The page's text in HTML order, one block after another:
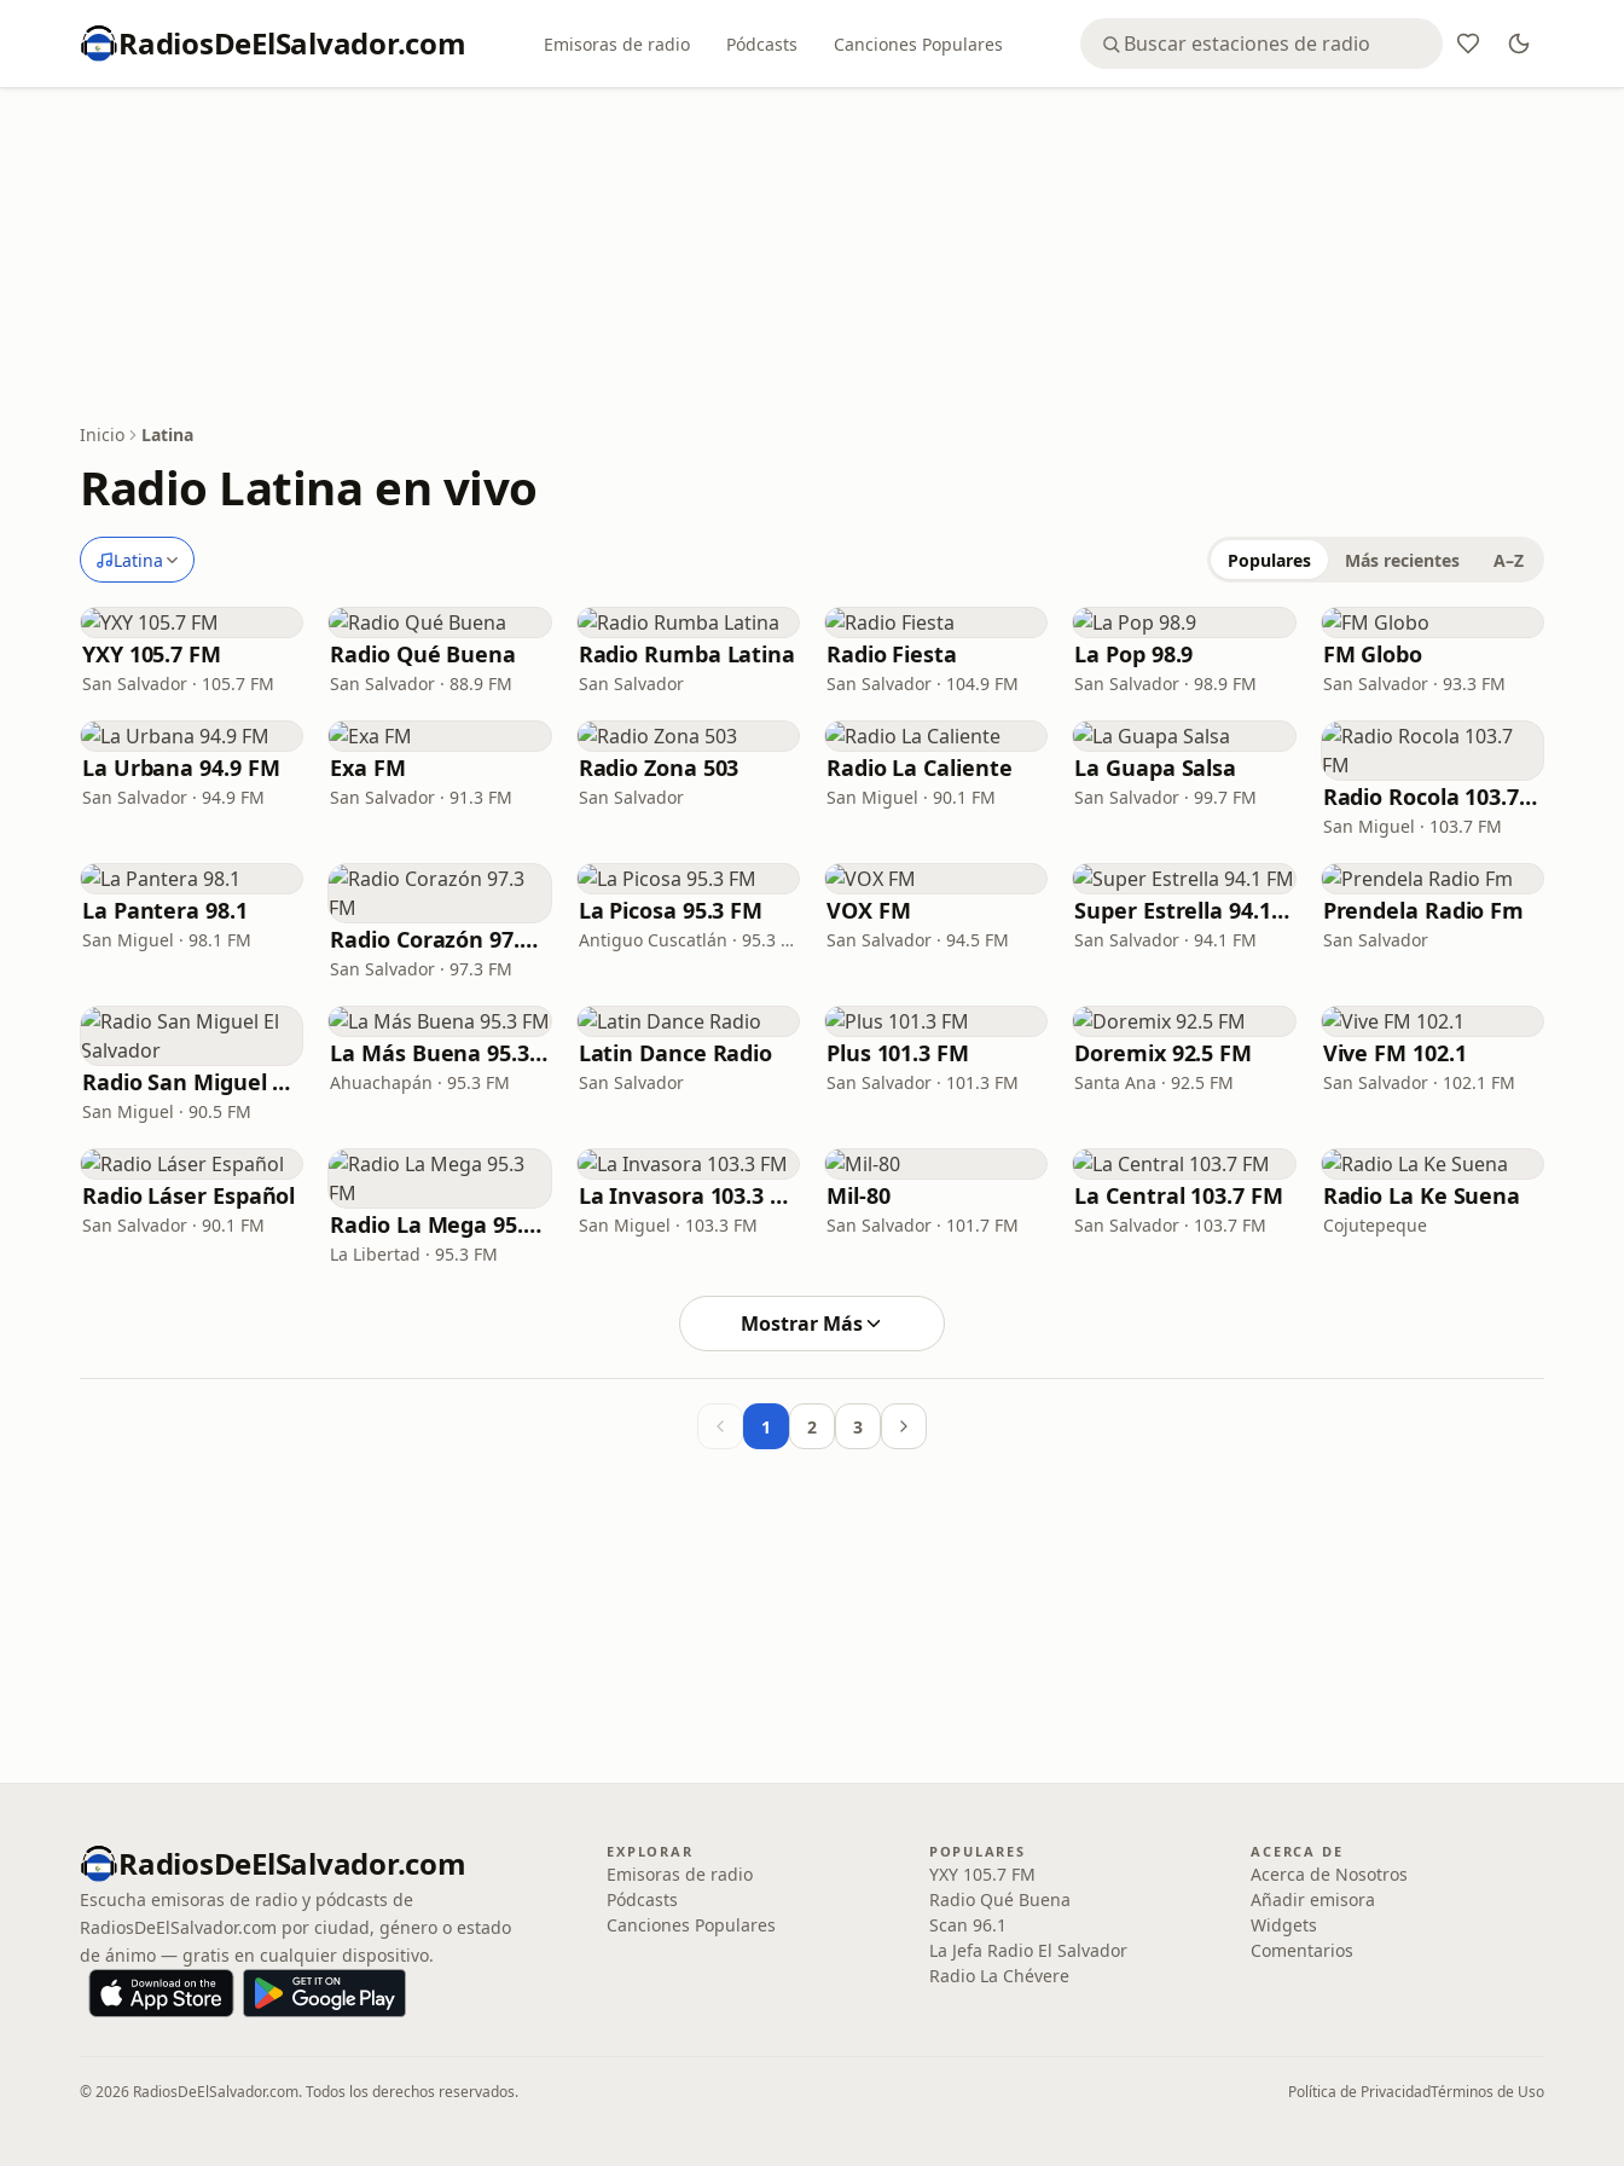
RadiosDeElSalvador.com Emisoras de radio Pódcasts Canciones Populares
Inicio Latina
Radio Latina en vivo
Latina Populares Más recientes A–Z
YXY 105.7 FM
San Salvador · 105.7 FM
Radio Qué Buena
San Salvador · 88.9 FM
Radio Rumba Latina
San Salvador
Radio Fiesta
San Salvador · 104.9 FM
La Pop 98.9
San Salvador · 98.9 FM
FM Globo
San Salvador · 93.3 FM
La Urbana 94.9 FM
San Salvador · 94.9 FM
Exa FM
San Salvador · 91.3 FM
Radio Zona 503
San Salvador
Radio La Caliente
San Miguel · 90.1 FM
La Guapa Salsa
San Salvador · 99.7 FM Radio Rocola 103.7 FM
San Miguel · 103.7 FM
La Pantera 98.1
San Miguel · 98.1 FM Radio Corazón 97.3 FM
San Salvador · 97.3 FM
La Picosa 95.3 FM
Antiguo Cuscatlán · 95.3 FM
VOX FM
San Salvador · 94.5 FM
Super Estrella 94.1 FM
San Salvador · 94.1 FM
Prendela Radio Fm
San Salvador
Radio San Miguel El Salvador
San Miguel · 90.5 FM
La Más Buena 95.3 FM
Ahuachapán · 95.3 FM
Latin Dance Radio
San Salvador
Plus 101.3 FM
San Salvador · 101.3 FM
Doremix 92.5 FM
Santa Ana · 92.5 FM
Vive FM 102.1
San Salvador · 102.1 FM
Radio Láser Español
San Salvador · 90.1 FM Radio La Mega 95.3 FM
La Libertad · 95.3 FM
La Invasora 103.3 FM
San Miguel · 103.3 FM
Mil-80
San Salvador · 101.7 FM
La Central 103.7 FM
San Salvador · 103.7 FM
Radio La Ke Suena
Cojutepeque
Mostrar Más
1 2 3
RadiosDeElSalvador.com
Escucha emisoras de radio y pódcasts de
RadiosDeElSalvador.com por ciudad, género o estado
de ánimo — gratis en cualquier dispositivo.
EXPLORAR
Emisoras de radio
Pódcasts
Canciones Populares
POPULARES
YXY 105.7 FM
Radio Qué Buena
Scan 96.1
La Jefa Radio El Salvador
Radio La Chévere
ACERCA DE
Acerca de Nosotros
Añadir emisora
Widgets
Comentarios
© 2026 RadiosDeElSalvador.com. Todos los derechos reservados. Política de PrivacidadTérminos de Uso